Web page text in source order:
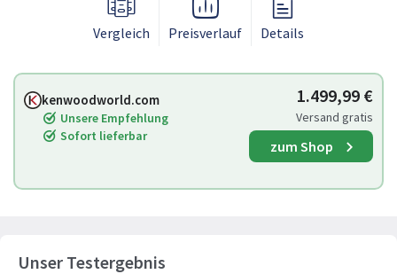
Vergleich Preisverlauf Details
kenwoodworld.com
Unsere Empfehlung
Sofort lieferbar
1.499,99 €
Versand gratis
zum Shop
Unser Testergebnis